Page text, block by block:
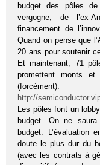
budget des pôles
vergogne, de l’ex-
financement de
Quand on pense que
20 ans pour soutenir
Et maintenant, 71
promettent monts
(forcément).
http://
Les pôles font un
budget. On ne
budget.
doute le plus dur du
(avec les contrats à